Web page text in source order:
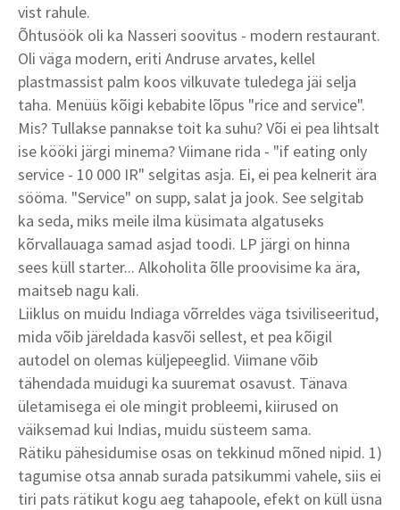
vist rahule.
Õhtusöök oli ka Nasseri soovitus - modern restaurant.
Oli väga modern, eriti Andruse arvates, kellel
plastmassist palm koos vilkuvate tuledega jäi selja
taha. Menüüs kõigi kebabite lõpus "rice and service".
Mis? Tullakse pannakse toit ka suhu? Või ei pea lihtsalt
ise kööki järgi minema? Viimane rida - "if eating only
service - 10 000 IR" selgitas asja. Ei, ei pea kelnerit ära
sööma. "Service" on supp, salat ja jook. See selgitab
ka seda, miks meile ilma küsimata algatuseks
kõrvallauaga samad asjad toodi. LP järgi on hinna
sees küll starter... Alkoholita õlle proovisime ka ära,
maitseb nagu kali.
Liiklus on muidu Indiaga võrreldes väga tsiviliseeritud,
mida võib järeldada kasvõi sellest, et pea kõigil
autodel on olemas küljepeeglid. Viimane võib
tähendada muidugi ka suuremat osavust. Tänava
ületamisega ei ole mingit probleemi, kiirused on
väiksemad kui Indias, muidu süsteem sama.
Rätiku pähesidumise osas on tekkinud mõned nipid. 1)
tagumise otsa annab surada patsikummi vahele, siis ei
tiri pats rätikut kogu aeg tahapoole, efekt on küll üsna